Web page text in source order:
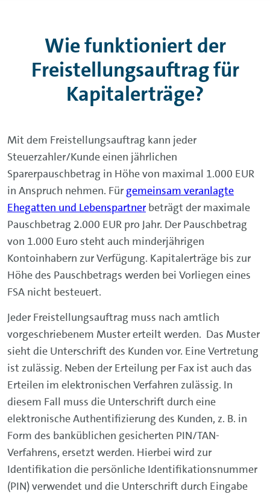
Wie funktioniert der
Freistellungsauftrag für
Kapitalerträge?
Mit dem Freistellungsauftrag kann jeder
Steuerzahler/Kunde einen jährlichen
Sparerpauschbetrag in Höhe von maximal 1.000 EUR
in Anspruch nehmen. Für gemeinsam veranlagte
Ehegatten und Lebenspartner beträgt der maximale
Pauschbetrag 2.000 EUR pro Jahr. Der Pauschbetrag
von 1.000 Euro steht auch minderjährigen
Kontoinhabern zur Verfügung. Kapitalerträge bis zur
Höhe des Pauschbetrags werden bei Vorliegen eines
FSA nicht besteuert.
Jeder Freistellungsauftrag muss nach amtlich
vorgeschriebenem Muster erteilt werden. Das Muster
sieht die Unterschrift des Kunden vor. Eine Vertretung
ist zulässig. Neben der Erteilung per Fax ist auch das
Erteilen im elektronischen Verfahren zulässig. In
diesem Fall muss die Unterschrift durch eine
elektronische Authentifizierung des Kunden, z. B. in
Form des banküblichen gesicherten PIN/TAN-
Verfahrens, ersetzt werden. Hierbei wird zur
Identifikation die persönliche Identifikationsnummer
(PIN) verwendet und die Unterschrift durch Eingabe